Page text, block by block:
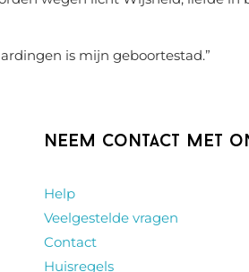
is mijn geboortestad.”
Neem contact met
Help
Veelgestelde vragen
Contact
Huisregels